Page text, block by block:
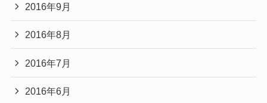
2016年9月
2016年8月
2016年7月
2016年6月